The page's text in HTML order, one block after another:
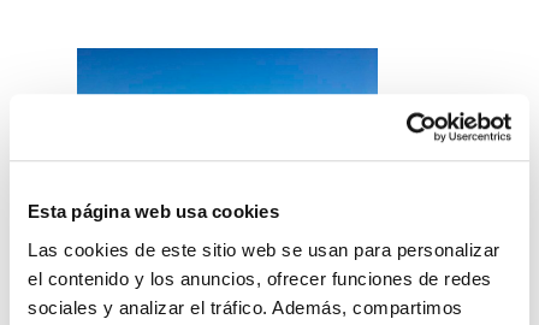
Esta página web usa cookies
Las cookies de este sitio web se usan para personalizar
el contenido y los anuncios, ofrecer funciones de redes
sociales y analizar el tráfico. Además, compartimos
A inovação, a segurança e o respeito pelo